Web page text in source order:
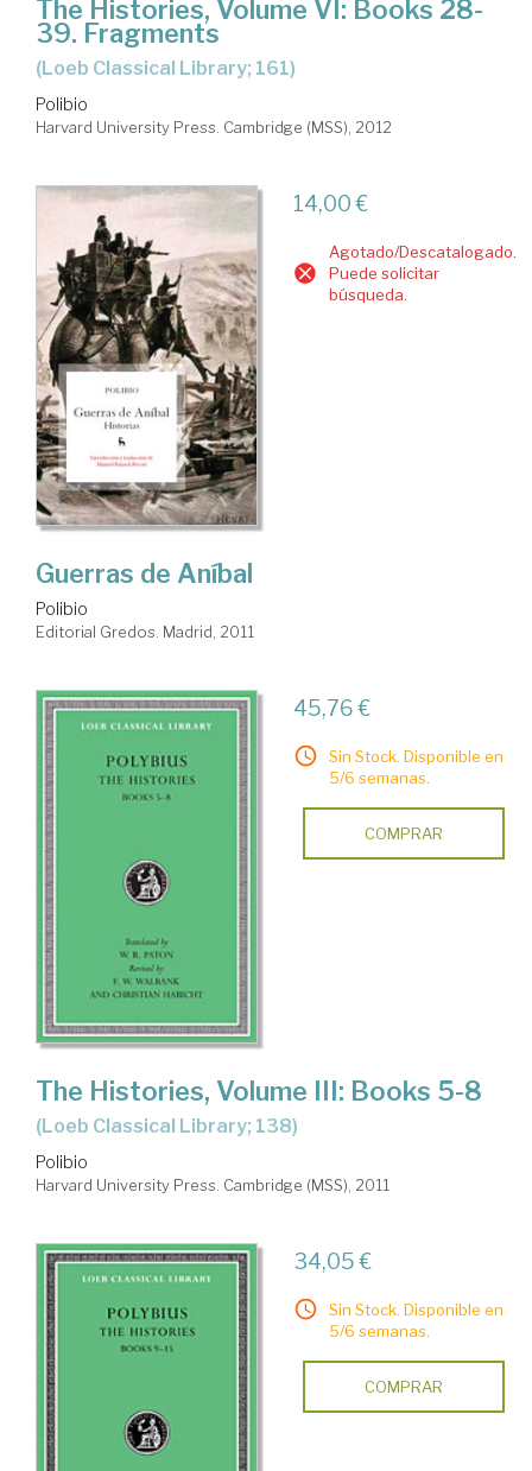
The Histories, Volume VI: Books 28-
39. Fragments
(Loeb Classical Library; 161)
Polibio
Harvard University Press. Cambridge (MSS), 2012
14,00 €
Agotado/Descatalogado.
Puede solicitar
búsqueda.
Guerras de Aníbal
Polibio
Editorial Gredos. Madrid, 2011
45,76 €
Sin Stock. Disponible en
5/6 semanas.
COMPRAR
The Histories, Volume III: Books 5-8
(Loeb Classical Library; 138)
Polibio
Harvard University Press. Cambridge (MSS), 2011
34,05 €
Sin Stock. Disponible en
5/6 semanas.
COMPRAR